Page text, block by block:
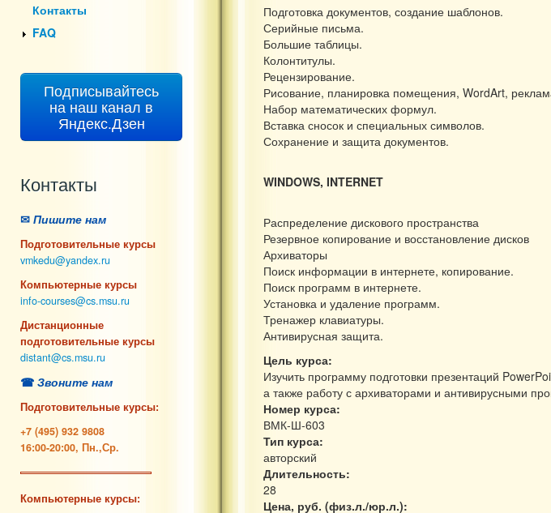
Контакты
FAQ
Подписывайтесь
на наш канал в
Яндекс.Дзен
Контакты
✉ Пишите нам
Подготовительные курсы
vmkedu@yandex.ru
Компьютерные курсы
info-courses@cs.msu.ru
Дистанционные
подготовительные курсы
distant@cs.msu.ru
☎ Звоните нам
Подготовительные курсы:
+7 (495) 932 9808
16:00-20:00, Пн.,Ср.
Компьютерные курсы:
Подготовка документов, создание шаблонов.
Серийные письма.
Большие таблицы.
Колонтитулы.
Рецензирование.
Рисование, планировка помещения, WordArt,
Набор математических формул.
Вставка сносок и специальных символов.
Сохранение и защита документов.
WINDOWS, INTERNET
Распределение дискового пространства
Резервное копирование и восстановление дисков
Архиваторы
Поиск информации в интернете, копирование.
Поиск программ в интернете.
Установка и удаление программ.
Тренажер клавиатуры.
Антивирусная защита.
Цель курса:
Изучить программу подготовки презентаций
а также работу с архиваторами и антивирусными
Номер курса:
ВМК-Ш-603
Тип курса:
авторский
Длительность:
28
Цена, руб. (физ.л./юр.л.):